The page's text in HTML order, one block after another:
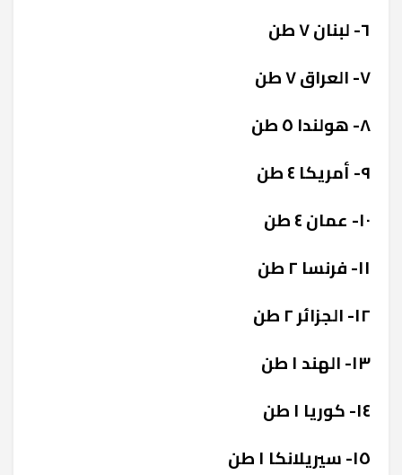
٦- لبنان ٧ طن
٧- العراق ٧ طن
٨- هولندا ٥ طن
٩- أمريكا ٤ طن
١٠- عمان ٤ طن
١١- فرنسا ٢ طن
١٢- الجزائر ٢ طن
١٣- الهند ١ طن
١٤- كوريا ١ طن
١٥- سيريلانكا ١ طن